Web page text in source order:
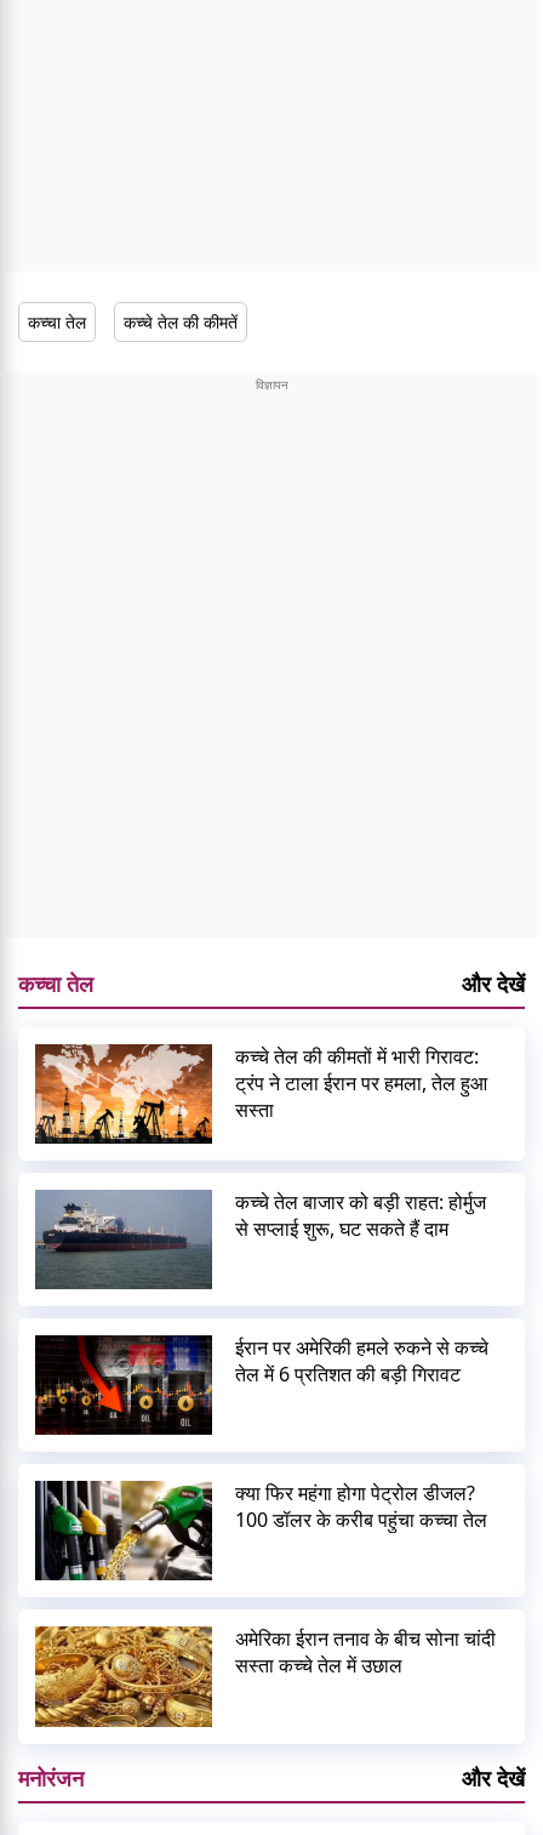
कच्चा तेल कच्चे तेल की कीमतें
कच्चा तेल और देखें
कच्चे तेल की कीमतों में भारी गिरावट:
ट्रंप ने टाला ईरान पर हमला, तेल हुआ
सस्ता
कच्चे तेल बाजार को बड़ी राहत: होर्मुज
से सप्लाई शुरू, घट सकते हैं दाम
ईरान पर अमेरिकी हमले रुकने से कच्चे
तेल में 6 प्रतिशत की बड़ी गिरावट
क्या फिर महंगा होगा पेट्रोल डीजल?
100 डॉलर के करीब पहुंचा कच्चा तेल
अमेरिका ईरान तनाव के बीच सोना चांदी
सस्ता कच्चे तेल में उछाल
मनोरंजन और देखें